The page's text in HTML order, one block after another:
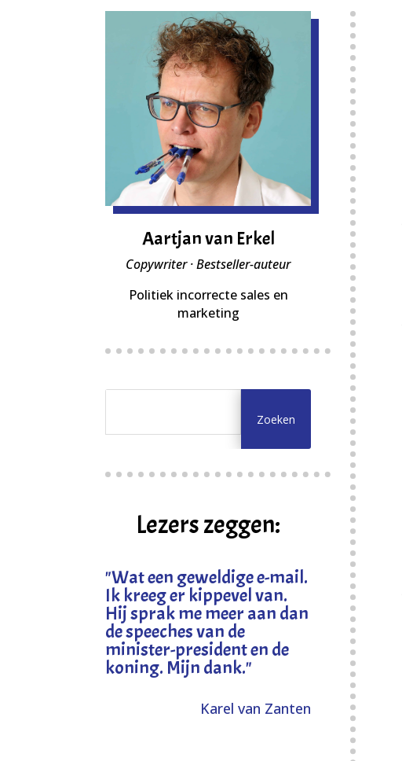
Aartjan van Erkel
Copywriter · Bestseller-auteur
Politiek incorrecte sales en
marketing
Lezers zeggen:
"Wat een geweldige e-mail.
Ik kreeg er kippevel van.
Hij sprak me meer aan dan
de speeches van de
minister-president en de
koning. Mijn dank."
Karel van Zanten